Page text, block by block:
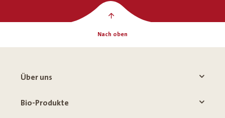
Nach oben
Über uns
Bio-Produkte